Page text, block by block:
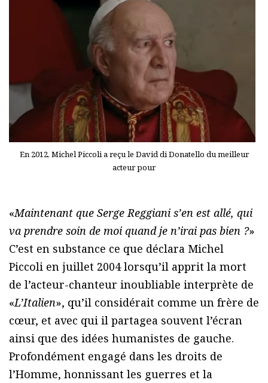
En 2012, Michel Piccoli a reçu le David di Donatello du meilleur
acteur pour
«Maintenant que Serge Reggiani s’en est allé, qui
va prendre soin de moi quand je n’irai pas bien ?»
C’est en substance ce que déclara Michel
Piccoli en juillet 2004 lorsqu’il apprit la mort
de l’acteur-chanteur inoubliable interprète de
«L’Italien», qu’il considérait comme un frère de
cœur, et avec qui il partagea souvent l’écran
ainsi que des idées humanistes de gauche.
Profondément engagé dans les droits de
l’Homme, honnissant les guerres et la